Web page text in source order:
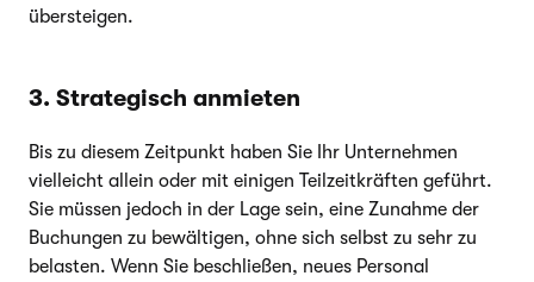
übersteigen.
3. Strategisch anmieten
Bis zu diesem Zeitpunkt haben Sie Ihr Unternehmen
vielleicht allein oder mit einigen Teilzeitkräften geführt.
Sie müssen jedoch in der Lage sein, eine Zunahme der
Buchungen zu bewältigen, ohne sich selbst zu sehr zu
belasten. Wenn Sie beschließen, neues Personal